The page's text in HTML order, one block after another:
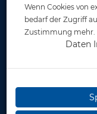
Artikelnr.: scu-
Wenn Cookies von
bedarf der Zugriff
Zustimmung mehr.
Daten